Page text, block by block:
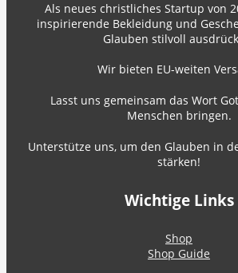
Als neues christliches Startup von
inspirierende Bekleidung und
Glauben stilvoll
Wir bieten EU-weiten
Lasst uns gemeinsam das Wort
Menschen bringen.
Unterstütze uns, um den Glauben in
stärken!
Wichtige Links
Shop
Shop Guide